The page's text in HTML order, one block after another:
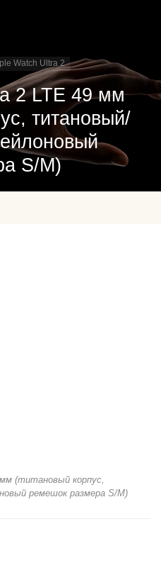
Watch Ultra 2
2 LTE 49 мм
титановый/
S/M)
(титановый корпус,
ремешок размера S/M)